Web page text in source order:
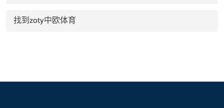
找到zoty中欧体育